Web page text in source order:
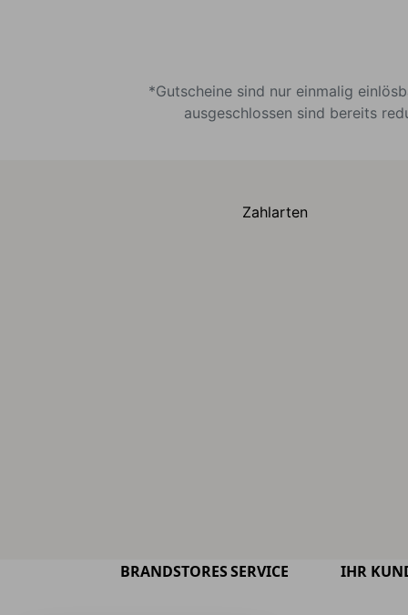
*Gutscheine sind nur einmalig
ausgeschlossen sind bereits
Zahlarten
BRANDSTORESSERVICE IHR